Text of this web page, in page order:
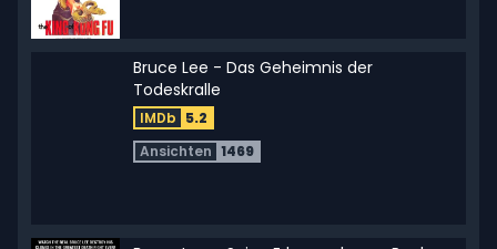
Bruce Lee - Das Geheimnis der
Todeskralle
IMDb 5.2
Ansichten 1469